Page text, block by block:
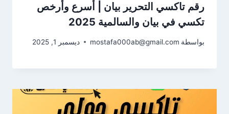
رقم تاكسي التحرير بيان | أسرع وأرخص
تكسي في بيان والسالمية 2025
بواسطة mostafa000ab@gmail.com ديسمبر 1, 2025